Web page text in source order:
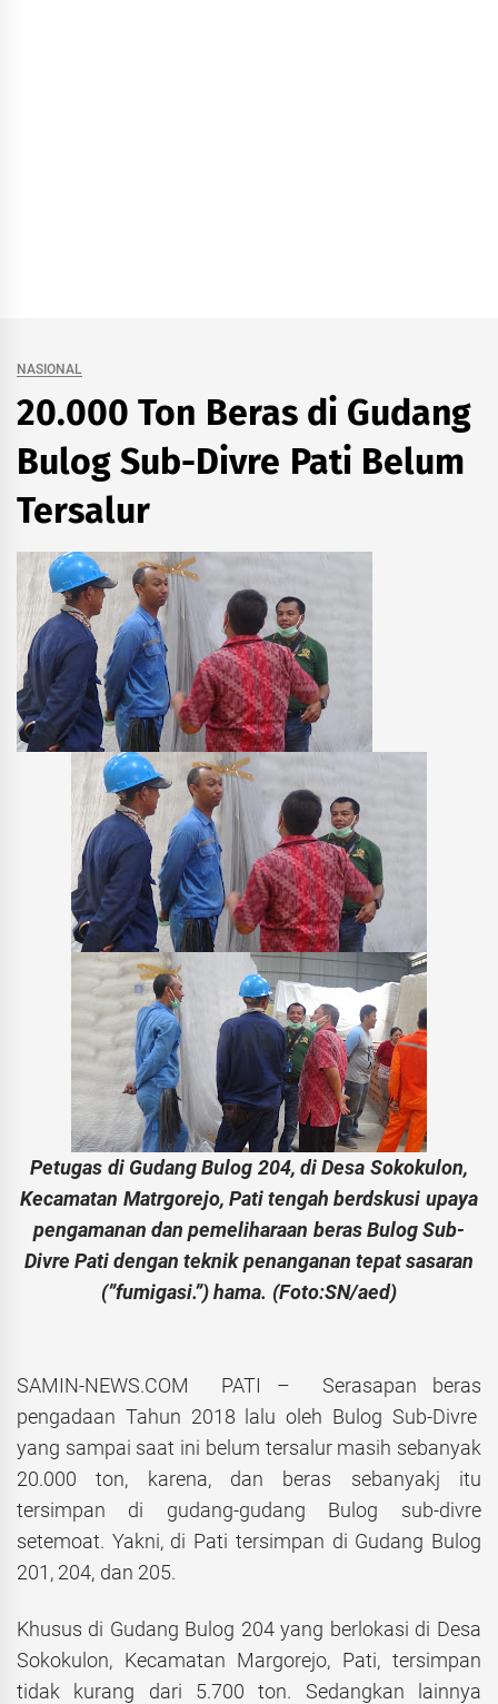
NASIONAL
20.000 Ton Beras di Gudang
Bulog Sub-Divre Pati Belum
Tersalur
Petugas di Gudang Bulog 204, di Desa Sokokulon,
Kecamatan Matrgorejo, Pati tengah berdskusi upaya
pengamanan dan pemeliharaan beras Bulog Sub-
Divre Pati dengan teknik penanganan tepat sasaran
(”fumigasi.”) hama. (Foto:SN/aed)
SAMIN-NEWS.COM PATI – Serasapan beras
pengadaan Tahun 2018 lalu oleh Bulog Sub-Divre
yang sampai saat ini belum tersalur masih sebanyak
20.000 ton, karena, dan beras sebanyakj itu
tersimpan di gudang-gudang Bulog sub-divre
setemoat. Yakni, di Pati tersimpan di Gudang Bulog
201, 204, dan 205.
Khusus di Gudang Bulog 204 yang berlokasi di Desa
Sokokulon, Kecamatan Margorejo, Pati, tersimpan
tidak kurang dari 5.700 ton. Sedangkan lainnya